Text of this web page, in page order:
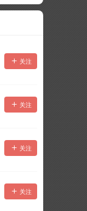
关注
关注
关注
关注